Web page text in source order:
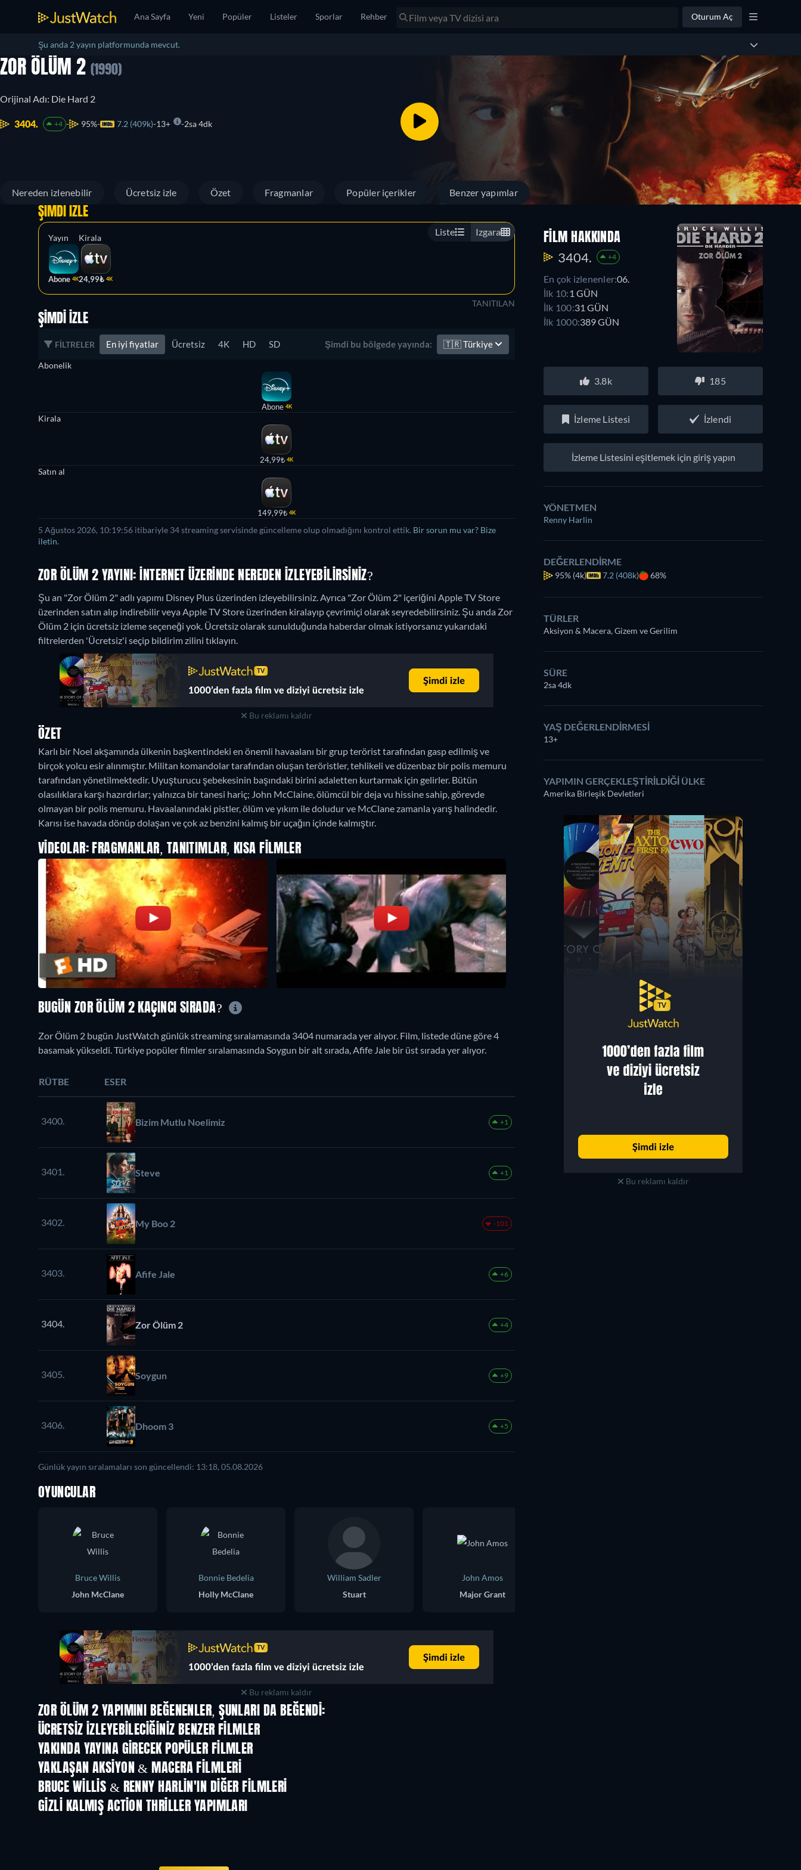
Ana Sayfa Yeni Popüler Listeler Sporlar Rehber Oturum Aç
Şu anda 2 yayın platformunda mevcut.
ZOR ÖLÜM 2 (1990)
Orijinal Adı: Die Hard 2
3404. +4 95% 7.2 (409k) 13+ 2sa 4dk
Nereden izlenebilir Ücretsiz izle Özet Fragmanlar Popüler içerikler Benzer yapımlar
Liste Izgara
ŞIMDI İZLE
Yayın
Abone 4K
Kirala
24,99₺ 4K
TANITILAN
ŞIMDI İZLE
FILTRELER En iyi fiyatlar Ücretsiz 4K HD SD Şimdi bu bölgede yayında: 🇹🇷Türkiye
Abonelik
Abone 4K
Kirala
24,99₺ 4K
Satın al
149,99₺ 4K
5 Ağustos 2026, 10:19:56 itibariyle 34 streaming servisinde güncelleme olup olmadığını kontrol ettik. Bir sorun mu var? Bize
iletin.
ZOR ÖLÜM 2 YAYINI: İNTERNET ÜZERINDE NEREDEN IZLEYEBILIRSINIZ?
Şu an "Zor Ölüm 2" adlı yapımı Disney Plus üzerinden izleyebilirsiniz. Ayrıca "Zor Ölüm 2" içeriğini Apple TV Store
üzerinden satın alıp indirebilir veya Apple TV Store üzerinden kiralayıp çevrimiçi olarak seyredebilirsiniz. Şu anda Zor
Ölüm 2 için ücretsiz izleme seçeneği yok. Ücretsiz olarak sunulduğunda haberdar olmak istiyorsanız yukarıdaki
filtrelerden 'Ücretsiz'i seçip bildirim zilini tıklayın.
Bu reklamı kaldır
ÖZET
Karlı bir Noel akşamında ülkenin başkentindeki en önemli havaalanı bir grup terörist tarafından gasp edilmiş ve
birçok yolcu esir alınmıştır. Militan komandolar tarafından oluşan teröristler, tehlikeli ve düzenbaz bir polis memuru
tarafından yönetilmektedir. Uyuşturucu şebekesinin başındaki birini adaletten kurtarmak için gelirler. Bütün
olasılıklara karşı hazırdırlar; yalnızca bir tanesi hariç; John McClaine, ölümcül bir deja vu hissine sahip, görevde
olmayan bir polis memuru. Havaalanındaki pistler, ölüm ve yıkım ile doludur ve McClane zamanla yarış halindedir.
Karısı ise havada dönüp dolaşan ve çok az benzini kalmış bir uçağın içinde kalmıştır.
VIDEOLAR: FRAGMANLAR, TANITIMLAR, KISA FILMLER
FILM HAKKINDA
3404. +4
En çok izlenenler:06.
İlk 10: 1 GÜN
İlk 100:31 GÜN
İlk 1000:389 GÜN
3.8k 185
İzleme Listesi İzlendi
İzleme Listesini eşitlemek için giriş yapın
YÖNETMEN
Renny Harlin
DEĞERLENDIRME
95% (4k) 7.2 (408k) 68%
TÜRLER
Aksiyon & Macera, Gizem ve Gerilim
SÜRE
2sa 4dk
YAŞ DEĞERLENDIRMESI
13+
YAPIMIN GERÇEKLEŞTIRILDIĞI ÜLKE
Amerika Birleşik Devletleri
Bu reklamı kaldır
BUGÜN ZOR ÖLÜM 2 KAÇINCI SIRADA?
Zor Ölüm 2 bugün JustWatch günlük streaming sıralamasında 3404 numarada yer alıyor. Film, listede düne göre 4
basamak yükseldi. Türkiye popüler filmler sıralamasında Soygun bir alt sırada, Afife Jale bir üst sırada yer alıyor.
RÜTBE ESER
3400. Bizim Mutlu Noelimiz +1
3401. Steve +1
3402. My Boo 2 -101
3403. Afife Jale +6
3404. Zor Ölüm 2 +4
3405. Soygun +9
3406. Dhoom 3 +5
Günlük yayın sıralamaları son güncellendi: 13:18, 05.08.2026
OYUNCULAR
Bruce Willis
John McClane
Bonnie Bedelia
Holly McClane
William Sadler
Stuart
John Amos
Major Grant
Bu reklamı kaldır
ZOR ÖLÜM 2 YAPIMINI BEĞENENLER, ŞUNLARI DA BEĞENDI:
ÜCRETSIZ IZLEYEBILECIĞINIZ BENZER FILMLER
YAKINDA YAYINA GIRECEK POPÜLER FILMLER
YAKLAŞAN AKSIYON & MACERA FILMLERI
BRUCE WILLIS & RENNY HARLIN'IN DIĞER FILMLERI
GIZLI KALMIŞ ACTION THRILLER YAPIMLARI